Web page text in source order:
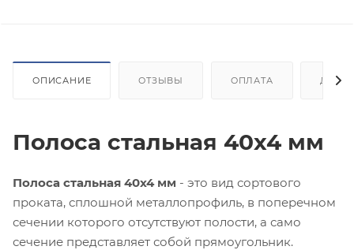
ОПИСАНИЕ ОТЗЫВЫ ОПЛАТА
Полоса стальная 40x4 мм
Полоса стальная 40x4 мм - это вид сортового
проката, сплошной металлопрофиль, в поперечном
сечении которого отсутствуют полости, а само
сечение представляет собой прямоугольник.